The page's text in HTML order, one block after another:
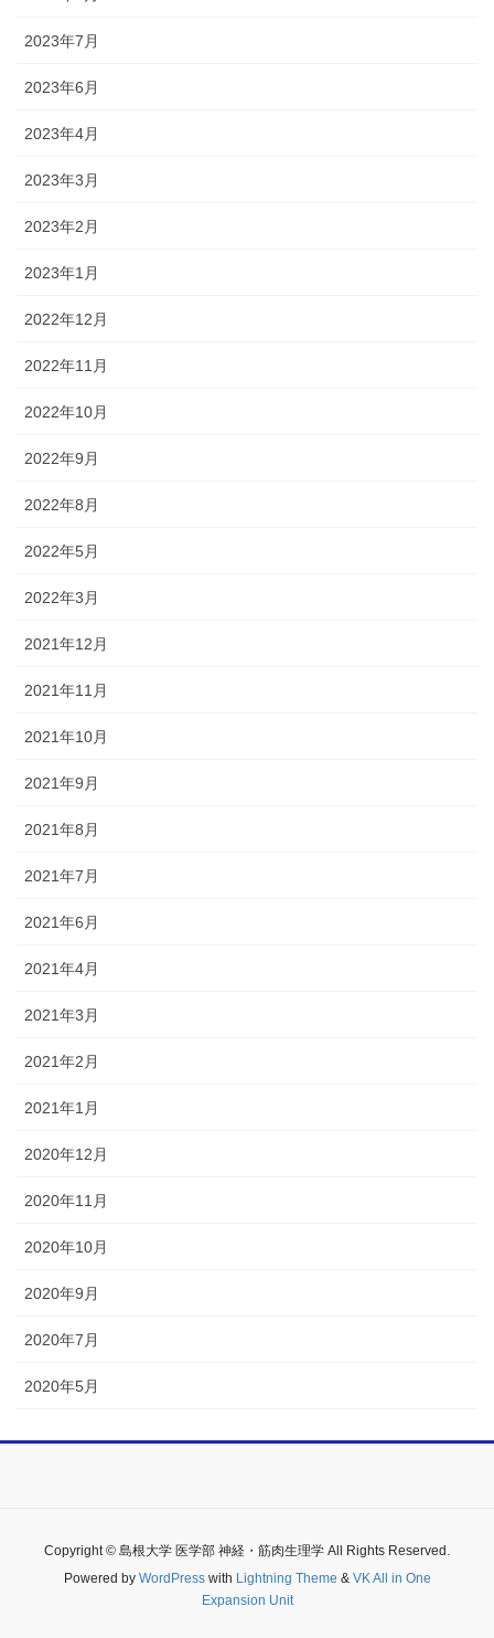
2023年7月
2023年6月
2023年4月
2023年3月
2023年2月
2023年1月
2022年12月
2022年11月
2022年10月
2022年9月
2022年8月
2022年5月
2022年3月
2021年12月
2021年11月
2021年10月
2021年9月
2021年8月
2021年7月
2021年6月
2021年4月
2021年3月
2021年2月
2021年1月
2020年12月
2020年11月
2020年10月
2020年9月
2020年7月
2020年5月
Copyright © 島根大学 医学部 神経・筋肉生理学 All Rights Reserved.
Powered by WordPresswith Lightning Theme & VK All in One
Expansion Unit